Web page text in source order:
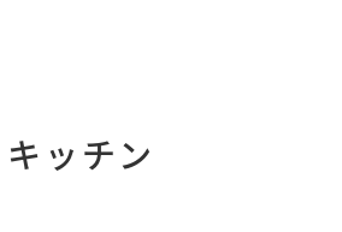
キッチン